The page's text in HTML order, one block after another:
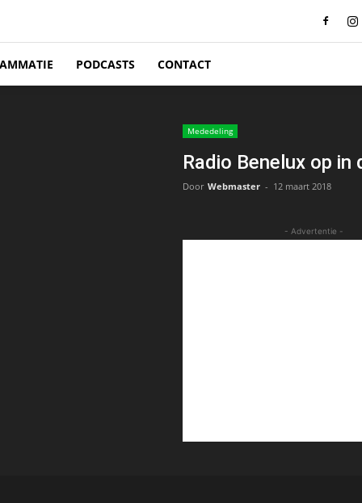
PODCASTS CONTACT
Mededeling
Radio Benelux op in
Door Webmaster - 12 maart 2018
- Advertentie -